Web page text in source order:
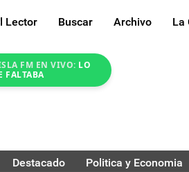
Lector Buscar Archivo La
FM EN VIVO: LO
FALTABA
Destacado Politica y Economia